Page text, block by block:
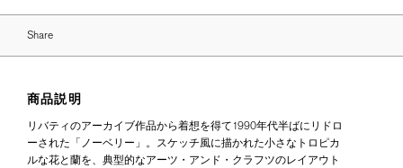
Share
商品説明
リバティのアーカイブ作品から着想を得て1990年代半ばにリドロ
ーされた「ノーベリー」。スケッチ風に描かれた小さなトロピカ
ルな花と蘭を、典型的なアーツ・アンド・クラフツのレイアウト